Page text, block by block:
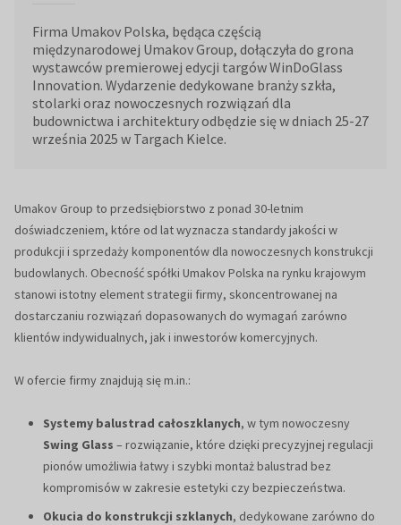
Firma Umakov Polska, będąca częścią
międzynarodowej Umakov Group, dołączyła do grona
wystawców premierowej edycji targów WinDoGlass
Innovation. Wydarzenie dedykowane branży szkła,
stolarki oraz nowoczesnych rozwiązań dla
budownictwa i architektury odbędzie się w dniach 25-27
września 2025 w Targach Kielce.
Umakov Group to przedsiębiorstwo z ponad 30-letnim
doświadczeniem, które od lat wyznacza standardy jakości w
produkcji i sprzedaży komponentów dla nowoczesnych konstrukcji
budowlanych. Obecność spółki Umakov Polska na rynku krajowym
stanowi istotny element strategii firmy, skoncentrowanej na
dostarczaniu rozwiązań dopasowanych do wymagań zarówno
klientów indywidualnych, jak i inwestorów komercyjnych.
W ofercie firmy znajdują się m.in.:
Systemy balustrad całoszklanych, w tym nowoczesny
Swing Glass – rozwiązanie, które dzięki precyzyjnej regulacji
pionów umożliwia łatwy i szybki montaż balustrad bez
kompromisów w zakresie estetyki czy bezpieczeństwa.
Okucia do konstrukcji szklanych, dedykowane zarówno do